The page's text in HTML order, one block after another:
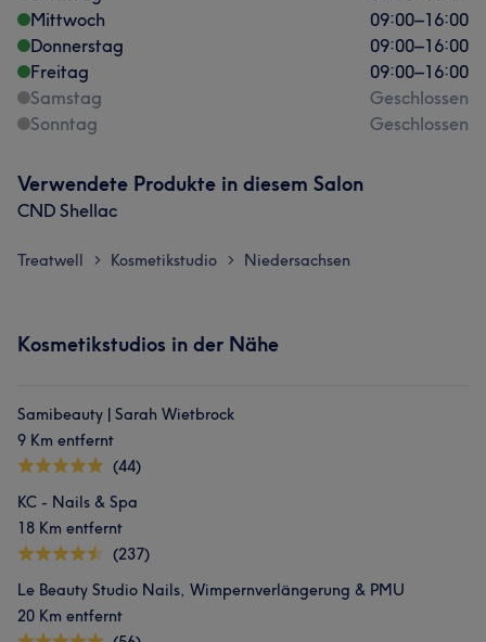
Mittwoch
09:00–16:00
Donnerstag
09:00–16:00
Freitag
09:00–16:00
Samstag
Geschlossen
Sonntag
Geschlossen
Verwendete Produkte in diesem Salon
CND Shellac
Treatwell > Kosmetikstudio > Niedersachsen
Kosmetikstudios in der Nähe
Samibeauty | Sarah Wietbrock
9 Km entfernt
(44)
KC - Nails & Spa
18 Km entfernt
(237)
Le Beauty Studio Nails, Wimpernverlängerung & PMU
20 Km entfernt